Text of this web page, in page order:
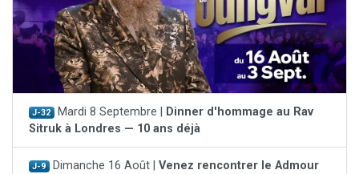
J-32 Mardi 8 Septembre |
Dinner d'hommage au Rav
Sitruk à Londres — 10 ans déjà
J-9 Dimanche 16 Août | Venez rencontrer le Admour